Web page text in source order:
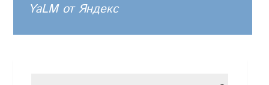
YaLM от Яндекс